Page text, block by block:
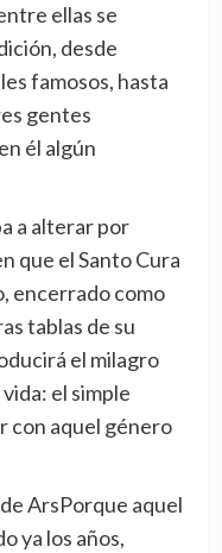
ellas se
desde
famosos, hasta
gentes
él algún
a alterar por
que el Santo Cura
encerrado como
tablas de su
el milagro
el simple
con aquel género
ArsPorque aquel
ya los años,